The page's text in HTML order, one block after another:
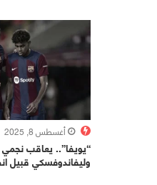
أغسطس 8, 2025
“يويفا”.. يعاقب نجمي
وليفاندوفسكي قبيل